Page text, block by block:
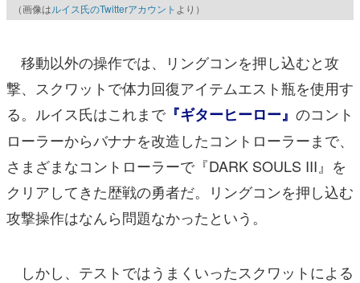
（画像はルイス氏のTwitterアカウント より）
移動以外の操作では、リングコンを押し込むと攻
撃、スクワットで体力回復アイテムエスト瓶を使用す
る。ルイス氏はこれまで『ギターヒーロー』 のコント
ローラーからバナナを改造したコントローラーまで、
さまざまなコントローラーで『DARK SOULS III』を
クリアしてきた歴戦の勇者だ。リングコンを押し込む
攻撃操作はなんら問題なかったという。
しかし、テストではうまくいったスクワットによる